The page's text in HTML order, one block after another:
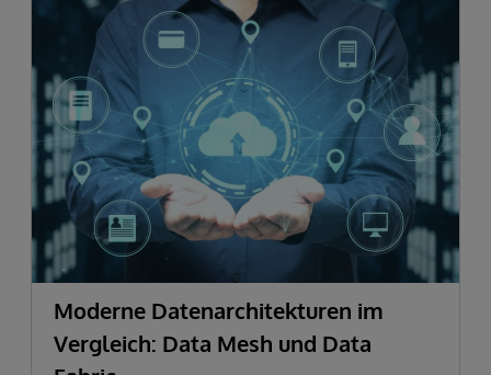
Moderne Datenarchitekturen im
Vergleich: Data Mesh und Data